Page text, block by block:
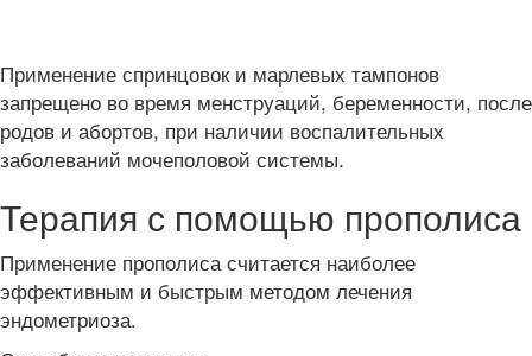
Применение спринцовок и марлевых тампонов
запрещено во время менструаций, беременности, после
родов и абортов, при наличии воспалительных
заболеваний мочеполовой системы.
Терапия с помощью прополиса
Применение прополиса считается наиболее
эффективным и быстрым методом лечения
эндометриоза.